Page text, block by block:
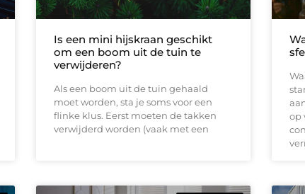
Is een mini hijskraan geschikt
om een boom uit de tuin te
verwijderen?
Als een boom uit de tuin gehaald
moet worden, sta je soms voor een
flinke klus. Eerst moeten de takken
verwijderd worden (vaak met een
op